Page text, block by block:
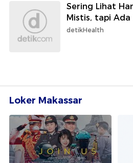
Sering Lihat
Mistis, tapi
detikHealth
Loker Makassar